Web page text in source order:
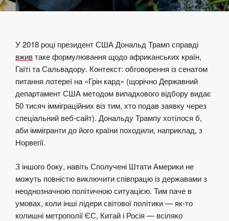
У 2018 році президент США Дональд Трамп справді
вживтаке формулювання щодо африканських країн,
Гаїті та Сальвадору. Контекст: обговорення із сенатом
питання лотереї на «Грін кард» (щорічно Державний
департамент США методом випадкового відбору видає
50 тисяч імміграційних віз тим, хто подав заявку через
спеціальний веб-сайт). Дональду Трампу хотілося б,
аби іммігранти до його країни походили, наприклад, з
Норвегії.
З іншого боку, навіть Сполучені Штати Америки не
можуть повністю виключити співпрацю із державами з
неоднозначною політичною ситуацією. Тим паче в
умовах, коли інші лідери світової політики — як-то
колишні метрополії ЄС, Китай і Росія — всіляко